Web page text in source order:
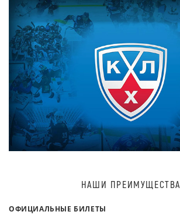
НАШИ ПРЕИМУЩЕСТВА
ОФИЦИАЛЬНЫЕ БИЛЕТЫ